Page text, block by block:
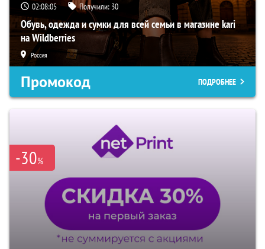
02:08:04 Получили: 30
Обувь, одежда и сумки для всей семьи в магазине kari
на Wildberries
Россия
Промокод ПОДРОБНЕЕ
-30%